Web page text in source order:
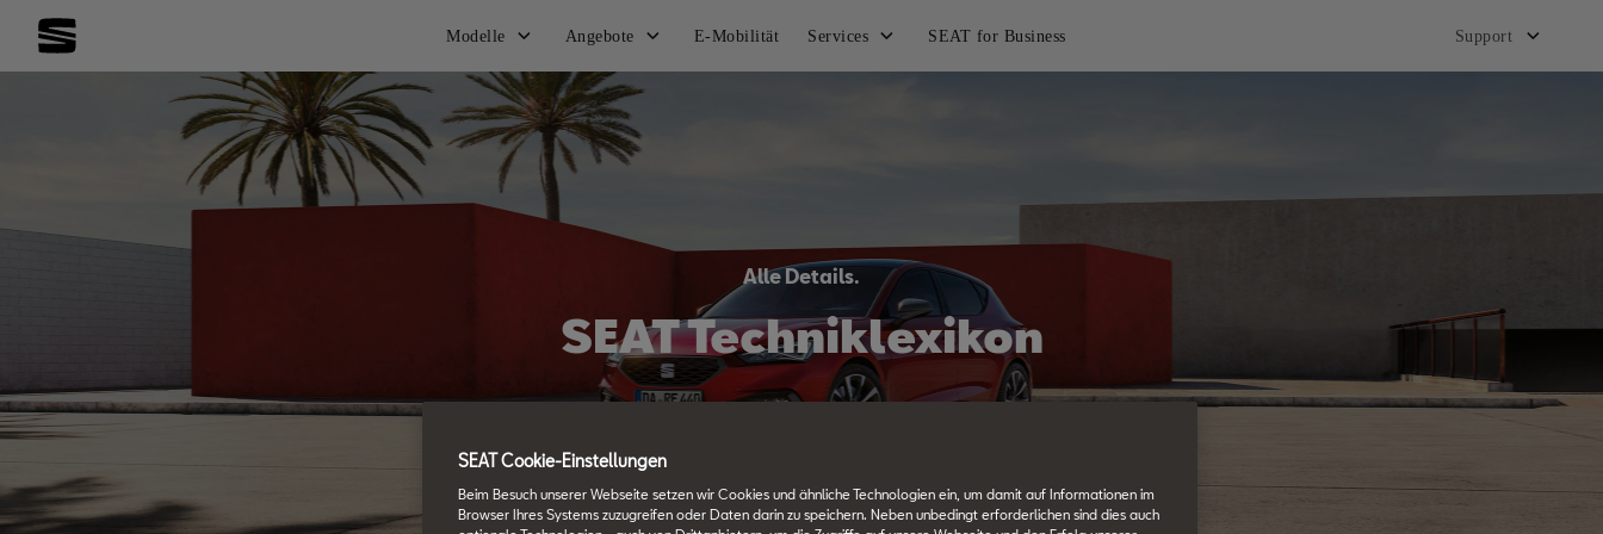
Modelle Angebote E-Mobilität Services SEAT for Business Support
Alle Details.
SEAT Techniklexikon
SEAT Cookie-Einstellungen
Beim Besuch unserer Webseite setzen wir Cookies und ähnliche Technologien ein, um damit auf Informationen im
Browser Ihres Systems zuzugreifen oder Daten darin zu speichern. Neben unbedingt erforderlichen sind dies auch